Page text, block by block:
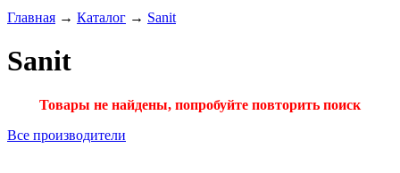
Главная → Каталог → Sanit
Sanit
Товары не найдены, попробуйте повторить поиск
Все производители